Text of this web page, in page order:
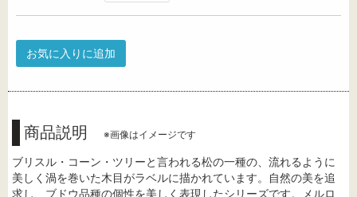
お気に入りに追加
商品説明 ※画像はイメージです
ブリスル・コーン・ツリーと言われる松の一種の、流れるように
美しく渦を巻いた木目がラベルに描かれています。自然の美を追
求し、ブドウ品種の個性を美しく表現したシリーズです。メルロ